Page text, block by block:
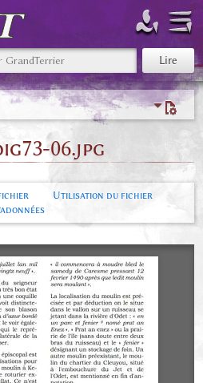
06.jpg
Utilisation du fichier